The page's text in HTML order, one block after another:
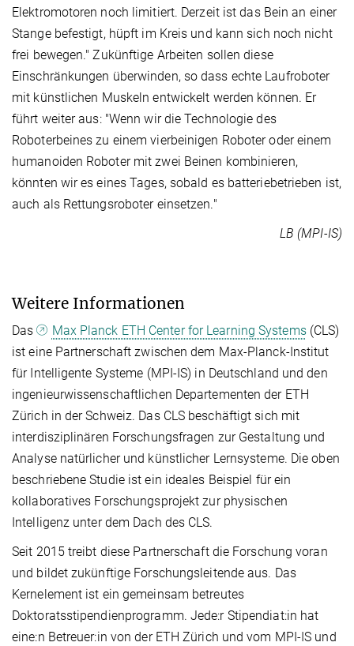
Elektromotoren noch limitiert. Derzeit ist das Bein an einer
Stange befestigt, hüpft im Kreis und kann sich noch nicht
frei bewegen." Zukünftige Arbeiten sollen diese
Einschränkungen überwinden, so dass echte Laufroboter
mit künstlichen Muskeln entwickelt werden können. Er
führt weiter aus: "Wenn wir die Technologie des
Roboterbeines zu einem vierbeinigen Roboter oder einem
humanoiden Roboter mit zwei Beinen kombinieren,
könnten wir es eines Tages, sobald es batteriebetrieben ist,
auch als Rettungsroboter einsetzen."
LB (MPI-IS)
Weitere Informationen
Das Max Planck ETH Center for Learning Systems(CLS)
ist eine Partnerschaft zwischen dem Max-Planck-Institut
für Intelligente Systeme (MPI-IS) in Deutschland und den
ingenieurwissenschaftlichen Departementen der ETH
Zürich in der Schweiz. Das CLS beschäftigt sich mit
interdisziplinären Forschungsfragen zur Gestaltung und
Analyse natürlicher und künstlicher Lernsysteme. Die oben
beschriebene Studie ist ein ideales Beispiel für ein
kollaboratives Forschungsprojekt zur physischen
Intelligenz unter dem Dach des CLS.
Seit 2015 treibt diese Partnerschaft die Forschung voran
und bildet zukünftige Forschungsleitende aus. Das
Kernelement ist ein gemeinsam betreutes
Doktoratsstipendienprogramm. Jede:r Stipendiat:in hat
eine:n Betreuer:in von der ETH Zürich und vom MPI-IS und